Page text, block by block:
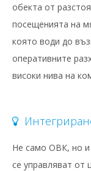
обекта от
посещенията на
която води до
оперативните
високи нива на
Не само ОВК, но и
се управляват от